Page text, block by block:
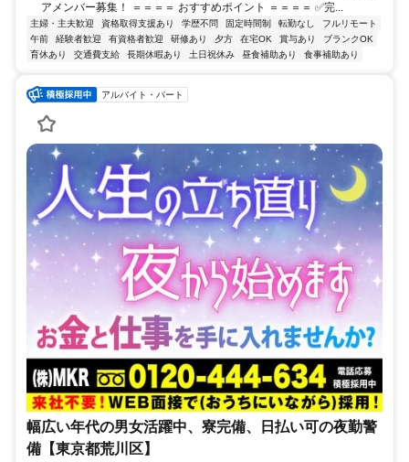
アメンバー募集！ ＝＝＝＝ おすすめポイント ＝＝＝＝ ✅完...
主婦・主夫歓迎 資格取得支援あり 学歴不問 固定時間制 転勤なし
フルリモート
午前
経験者歓迎 有資格者歓迎 研修あり 夕方 在宅OK 賞与あり
ブランクOK
育休あり
交通費支給 長期休暇あり 土日祝休み 昼食補助あり 食事補助あり
アルバイト・パート
幅広い年代の男女活躍中、寮完備、日払い可の夜勤警
備【東京都荒川区】